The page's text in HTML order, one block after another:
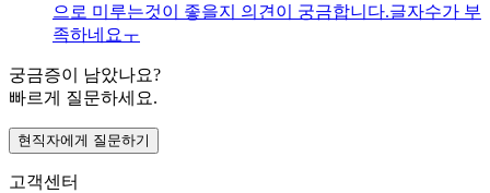
으로 미루는것이 좋을지 의견이 궁금합니다.글자수가 부
족하네요ㅜ
궁금증이 남았나요?
빠르게 질문하세요.
현직자에게 질문하기
고객센터